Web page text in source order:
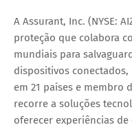
A Assurant, Inc. (NYSE:
proteção que colabora
mundiais para
dispositivos
em 21 países e membro
recorre a soluções
oferecer experiências de